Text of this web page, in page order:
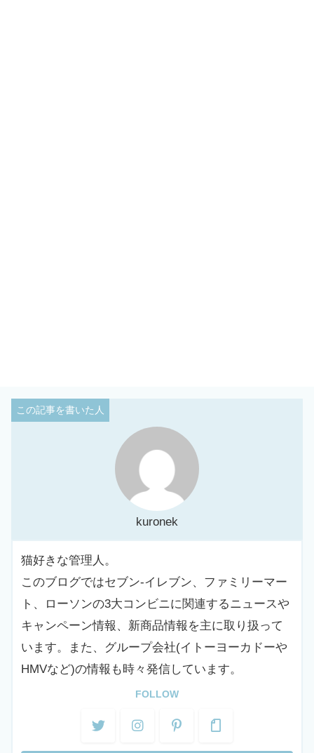
kuronek
猫好きな管理人。
このブログではセブン-イレブン、ファミリーマー
ト、ローソンの3大コンビニに関連するニュースや
キャンペーン情報、新商品情報を主に取り扱って
います。また、グループ会社(イトーヨーカドーや
HMVなど)の情報も時々発信しています。
FOLLOW